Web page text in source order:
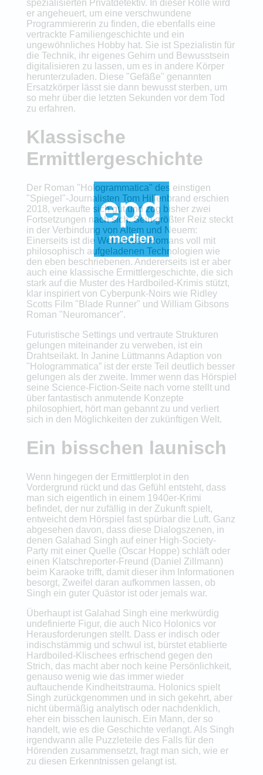
spezialisierten Privatdetektiv. In dieser Rolle wird
er angeheuert, um eine verschwundene
Programmiererin zu finden, die ebenfalls eine
vertrackte Familiengeschichte und ein
ungewöhnliches Hobby hat. Sie ist Spezialistin für
die Technik, ihr eigenes Gehirn und Bewusstsein
digitalisieren zu lassen, um es in andere Körper
herunterzuladen. Diese "Gefäße" genannten
Ersatzkörper lässt sie dann bewusst sterben, um
so mehr über die letzten Sekunden vor dem Tod
zu erfahren.
Klassische
Ermittlergeschichte
Der Roman "Hologrammatica" des einstigen
"Spiegel"-Journalisten Tom Hillenbrand erschien
2018, verkaufte sich gut und zog bisher zwei
Fortsetzungen nach sich. Sein größter Reiz steckt
in der Verbindung von Altem und Neuem:
Einerseits ist die Welt dieses Romans voll mit
philosophisch aufgeladenen Technologien wie
den eben beschriebenen. Andererseits ist er aber
auch eine klassische Ermittlergeschichte, die sich
stark auf die Muster des Hardboiled-Krimis stützt,
klar inspiriert von Cyberpunk-Noirs wie Ridley
Scotts Film "Blade Runner" und William Gibsons
Roman "Neuromancer".
Futuristische Settings und vertraute Strukturen
gelungen miteinander zu verweben, ist ein
Drahtseilakt. In Janine Lüttmanns Adaption von
"Hologrammatica” ist der erste Teil deutlich besser
gelungen als der zweite. Immer wenn das Hörspiel
seine Science-Fiction-Seite nach vorne stellt und
über fantastisch anmutende Konzepte
philosophiert, hört man gebannt zu und verliert
sich in den Möglichkeiten der zukünftigen Welt.
Ein bisschen launisch
Wenn hingegen der Ermittlerplot in den
Vordergrund rückt und das Gefühl entsteht, dass
man sich eigentlich in einem 1940er-Krimi
befindet, der nur zufällig in der Zukunft spielt,
entweicht dem Hörspiel fast spürbar die Luft. Ganz
abgesehen davon, dass diese Dialogszenen, in
denen Galahad Singh auf einer High-Society-
Party mit einer Quelle (Oscar Hoppe) schläft oder
einen Klatschreporter-Freund (Daniel Zillmann)
beim Karaoke trifft, damit dieser ihm Informationen
besorgt, Zweifel daran aufkommen lassen, ob
Singh ein guter Quästor ist oder jemals war.
Überhaupt ist Galahad Singh eine merkwürdig
undefinierte Figur, die auch Nico Holonics vor
Herausforderungen stellt. Dass er indisch oder
indischstämmig und schwul ist, bürstet etablierte
Hardboiled-Klischees erfrischend gegen den
Strich, das macht aber noch keine Persönlichkeit,
genauso wenig wie das immer wieder
auftauchende Kindheitstrauma. Holonics spielt
Singh zurückgenommen und in sich gekehrt, aber
nicht übermäßig analytisch oder nachdenklich,
eher ein bisschen launisch. Ein Mann, der so
handelt, wie es die Geschichte verlangt. Als Singh
irgendwann alle Puzzleteile des Falls für den
Hörenden zusammensetzt, fragt man sich, wie er
zu diesen Erkenntnissen gelangt ist.